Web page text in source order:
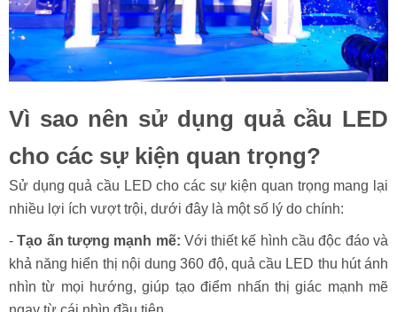
Vì sao nên sử dụng quả cầu LED
cho các sự kiện quan trọng?
Sử dụng quả cầu LED cho các sự kiện quan trọng mang lại
nhiều lợi ích vượt trội, dưới đây là một số lý do chính:
-Tạo ấn tượng mạnh mẽ: Với thiết kế hình cầu độc đáo và
khả năng hiển thị nội dung 360 độ, quả cầu LED thu hút ánh
nhìn từ mọi hướng, giúp tạo điểm nhấn thị giác mạnh mẽ